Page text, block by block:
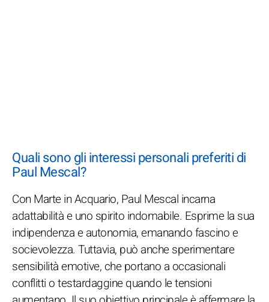
Quali sono gli interessi personali preferiti di
Paul Mescal?
Con Marte in Acquario, Paul Mescal incarna
adattabilità e uno spirito indomabile. Esprime la sua
indipendenza e autonomia, emanando fascino e
socievolezza. Tuttavia, può anche sperimentare
sensibilità emotive, che portano a occasionali
conflitti o testardaggine quando le tensioni